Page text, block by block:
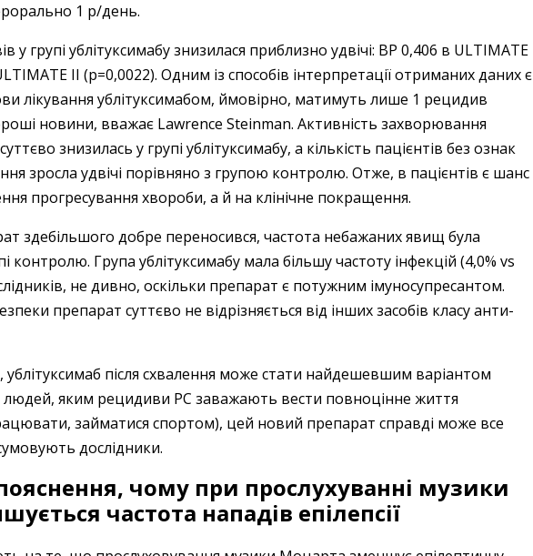
1 р/день.
у групі ублітуксимабу знизилася приблизно удвічі: ВР 0,406 в ULTIMATE
II (р=0,0022). Одним із способів ­інтерпретації отриманих даних є
лікування ублітуксимабом, ймовірно, матимуть лише 1 рецидив
новини, вважає Lawrence Steinman. Активність захворювання
знизилась у групі ублітуксимабу, а кількість пацієнтів без ознак
зросла удвічі порівняно з групою контролю. Отже, в пацієнтів є шанс
прогресування хвороби, а й на клінічне покращення.
здебільшого добре переносився, частота небажаних явищ була
контролю. Група ублітуксимабу мала більшу частоту інфекцій (4,0% vs
не дивно, оскільки препарат є потужним імуносупресантом.
препарат суттєво не відрізняється від інших засобів класу анти-
після схвалення може стати найдешевшим варіантом
людей, яким рецидиви РС заважають вести повноцінне життя
займатися спортом), цей новий препарат справді може все
дослідники.
чому при прослухуванні музики
частота нападів епілепсії